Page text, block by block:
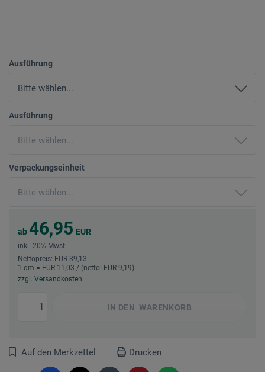
Ausführung
Ausführung
Verpackungseinheit
ab 46,95 EUR
inkl. 20% Mwst
Nettopreis: EUR 39,13
1 qm = EUR 11,03 / (netto: EUR 9,19)
zzgl. Versandkosten
IN DEN WARENKORB
Auf den Merkzettel Drucken